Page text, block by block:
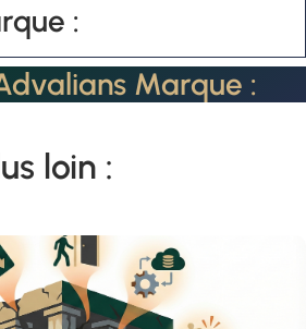
:
Marque :
loin :